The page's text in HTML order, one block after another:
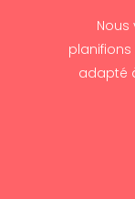
planifions
adapté